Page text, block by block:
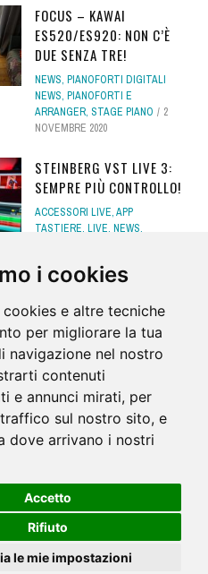
i cookies
e altre tecniche
per migliorare la tua
navigazione nel nostro
contenuti
e annunci mirati, per
sul nostro sito, e
dove arrivano i nostri
Accetto
Rifiuto
le mie impostazioni
FOCUS – KAWAI
ES520/ES920: NON C’È
DUE SENZA TRE!
NEWS, PIANOFORTI DIGITALI
NEWS, PIANOFORTI E
ARRANGER, STAGE PIANO
2
NOVEMBRE 2020
STEINBERG VST LIVE 3:
SEMPRE PIÙ CONTROLLO!
ACCESSORI LIVE,APP
TASTIERE, LIVE, NEWS,
NEWS
13 DICEMBRE 2025
BEHRINGER RD-78: LA
DRUM MACHINE ICONICA
RIVISITATA!
ATTUALITÀ NEWS
RETRO E VINTAGE
5 FEBBRAIO
2025
BEHRINGER PRO VS
VETTORIALE - IL TEST
NEWS,SYNTH HARDWARE,
TASTIERE E SYNTH
GENNAIO 2024